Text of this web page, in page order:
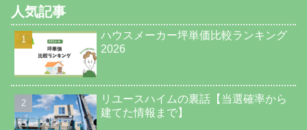
人気記事
ハウスメーカー坪単価比較ランキング
2026
リユースハイムの裏話【当選確率から
建てた情報まで】